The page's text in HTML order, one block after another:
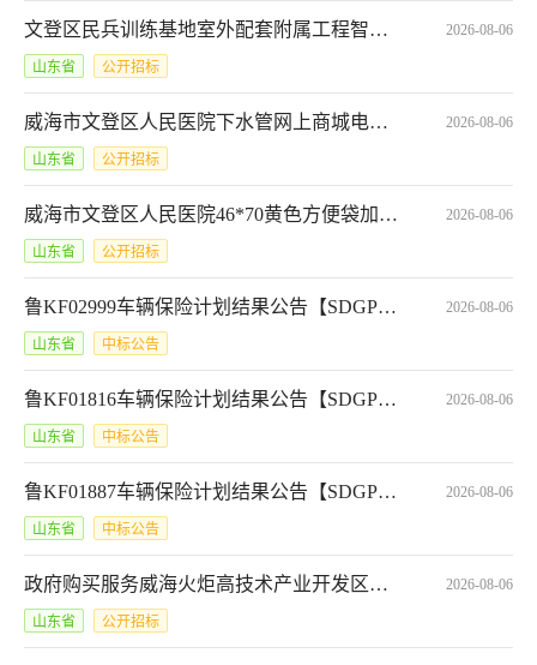
文登区民兵训练基地室外配套附属工程智能化安防系统项目(二次)公开招标招标公告 2026-08-06
山东省 公开招标
威海市文登区人民医院下水管网上商城电子反拍项目采购公告*SCFP-3710032026101961131 2026-08-06
山东省 公开招标
威海市文登区人民医院46*70黄色方便袋加厚6丝网上商城电子反拍项目采购公告*SCFP-3710032026101961204 2026-08-06
山东省 公开招标
鲁KF02999车辆保险计划结果公告【SDGP371095000202601000280_A】 2026-08-06
山东省 中标公告
鲁KF01816车辆保险计划结果公告【SDGP371095000202601000281_A】 2026-08-06
山东省 中标公告
鲁KF01887车辆保险计划结果公告【SDGP371095000202601000282_A】 2026-08-06
山东省 中标公告
政府购买服务威海火炬高技术产业开发区部门项目预算绩效的复核抽查公告*2026-08-0609:36:03 2026-08-06
山东省 公开招标